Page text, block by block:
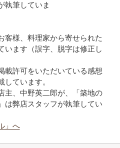
執筆していま
客様、料理家から寄せられた
います（誤字、脱字は修正し
載許可をいただいている感想
ています。
主、中野英二郎が、「築地の
は弊店スタッフが執筆してい
」へ